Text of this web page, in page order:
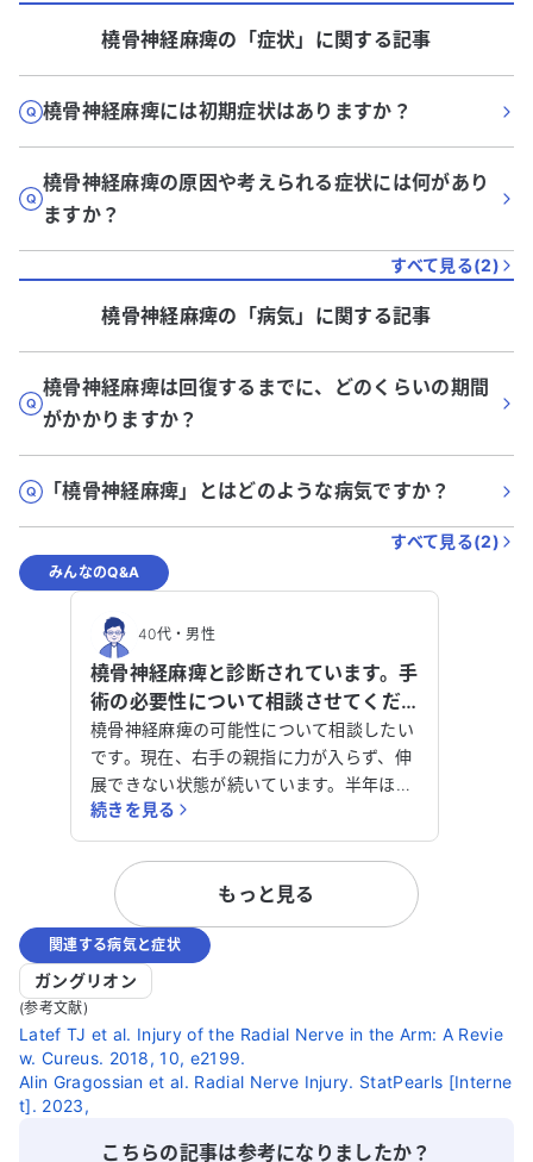
橈骨神経麻痺の「症状」に関する記事
橈骨神経麻痺には初期症状はありますか？
橈骨神経麻痺の原因や考えられる症状には何があり
ますか？
すべて見る(2)
橈骨神経麻痺の「病気」に関する記事
橈骨神経麻痺は回復するまでに、どのくらいの期間
がかかりますか？
「橈骨神経麻痺」とはどのような病気ですか？
すべて見る(2)
みんなのQ&A
40代・男性
橈骨神経麻痺と診断されています。手
術の必要性について相談させてくだ
さい。
橈骨神経麻痺の可能性について相談したい
です。現在、右手の親指に力が入らず、伸
展できない状態が続いています。半年ほど
前からこの症状が現れ、いくつかの医療機
関を受診しました。ある病院で後骨間神経
麻痺と診断され、神経痛のお薬を2種類処
方されましたが、症状は改善されていませ
ん。 医師からは、腱を移植する手術を検
討してみてはどうかと言われました。しか
し、ネットで調べたところ、神経剥離手術
を行い、半年ほど様子を見てから腱移植を
考えるという方法もあるようです。手術が
本当に必要なのか、またどの手術が適切な
のか判断に迷っています。 なお、20年前
現在、気管支喘息の治療も受けています
続きを見る
もっと見る
関連する病気と症状
ガングリオン
(参考文献)
Latef TJ et al. Injury of the Radial Nerve in the Arm: A Revie
w. Cureus. 2018, 10, e2199.
Alin Gragossian et al. Radial Nerve Injury. StatPearls [Interne
t]. 2023,
こちらの記事は参考になりましたか？